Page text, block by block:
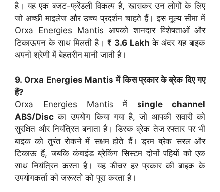
है। यह एक बजट-फ्रेंडली विकल्प है, खासकर उन लोगों के लिए
जो अच्छी माइलेज और उच्च प्रदर्शन चाहते हैं। इस मूल्य सीमा में
Orxa Energies Mantis आपको शानदार विशेषताओं और
टिकाऊपन के साथ मिलती है।₹ 3.6 Lakhके अंदर यह बाइक
अपनी श्रेणी में बेहतरीन मानी जाती है।
9. Orxa Energies Mantis में किस प्रकार के ब्रेक दिए गए
हैं?
Orxa Energies Mantis मेंsingle channel
ABS/Disc का उपयोग किया गया है, जो आपकी सवारी को
सुरक्षित और नियंत्रित बनाता है। डिस्क ब्रेक तेज रफ्तार पर भी
बाइक को तुरंत रोकने में सक्षम होते हैं। ड्रम ब्रेक सरल और
टिकाऊ हैं, जबकि कंबाइंड ब्रेकिंग सिस्टम दोनों पहियों को एक
साथ नियंत्रित करता है। यह फीचर हर प्रकार की बाइक के
उपयोगकर्ता की जरूरतों को पूरा करता है।